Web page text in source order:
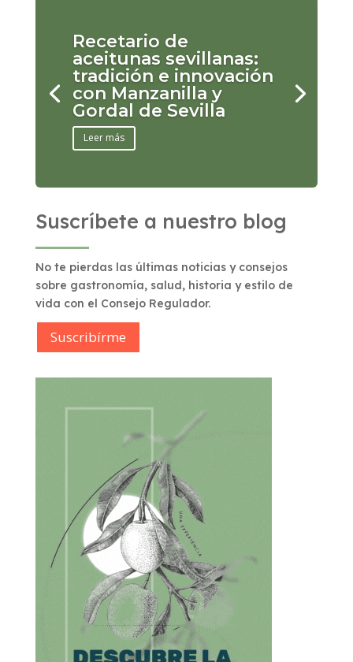
Recetario de
aceitunas sevillanas:
tradición e innovación
con Manzanilla y
Gordal de Sevilla
Leer más
Suscríbete a nuestro blog
No te pierdas las últimas noticias y consejos
sobre gastronomía, salud, historia y estilo de
vida con el Consejo Regulador.
Suscribírme